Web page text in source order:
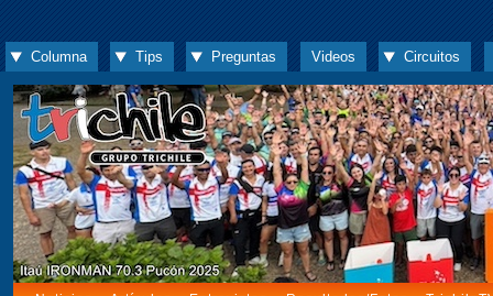
Columna Tips Preguntas Videos Circuitos